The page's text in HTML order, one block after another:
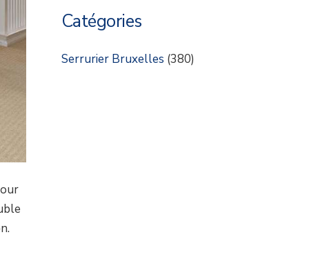
Catégories
Serrurier Bruxelles (380)